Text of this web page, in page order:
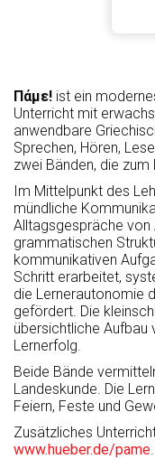
Πάμε! ist ein
Unterricht mit
anwendbare
Sprechen, Hören,
zwei Bänden, die zum
Im Mittelpunkt des
mündliche
Alltagsgespräche von
grammatischen
kommunikativen
Schritt erarbeitet,
die Lernerautonomie
gefördert. Die
übersichtliche Aufbau
Lernerfolg.
Beide Bände
Landeskunde. Die
Feiern, Feste und
Zusätzliches
www.hueber.de/pame.